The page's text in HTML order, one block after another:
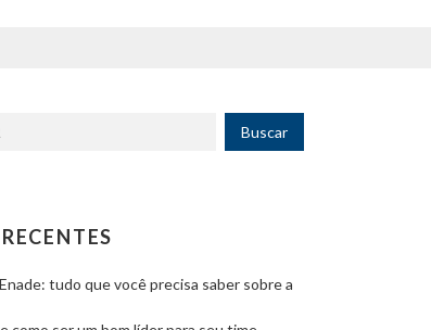
tudo que você precisa saber sobre a